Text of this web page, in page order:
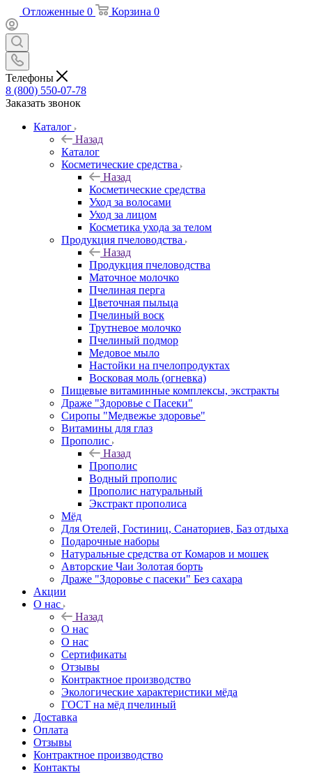
Отложенные 0 Корзина 0
Телефоны
8 (800) 550-07-78
Заказать звонок
Каталог
Назад
Каталог
Косметические средства
Назад
Косметические средства
Уход за волосами
Уход за лицом
Косметика ухода за телом
Продукция пчеловодства
Назад
Продукция пчеловодства
Маточное молочко
Пчелиная перга
Цветочная пыльца
Пчелиный воск
Трутневое молочко
Пчелиный подмор
Медовое мыло
Настойки на пчелопродуктах
Восковая моль (огневка)
Пищевые витаминные комплексы, экстракты
Драже "Здоровье с Пасеки"
Сиропы "Медвежье здоровье"
Витамины для глаз
Прополис
Назад
Прополис
Водный прополис
Прополис натуральный
Экстракт прополиса
Мёд
Для Отелей, Гостиниц, Санаториев, Баз отдыха
Подарочные наборы
Натуральные средства от Комаров и мошек
Авторские Чаи Золотая борть
Драже "Здоровье с пасеки" Без сахара
Акции
О нас
Назад
О нас
О нас
Сертификаты
Отзывы
Контрактное производство
Экологические характеристики мёда
ГОСТ на мёд пчелиный
Доставка
Оплата
Отзывы
Контрактное производство
Контакты